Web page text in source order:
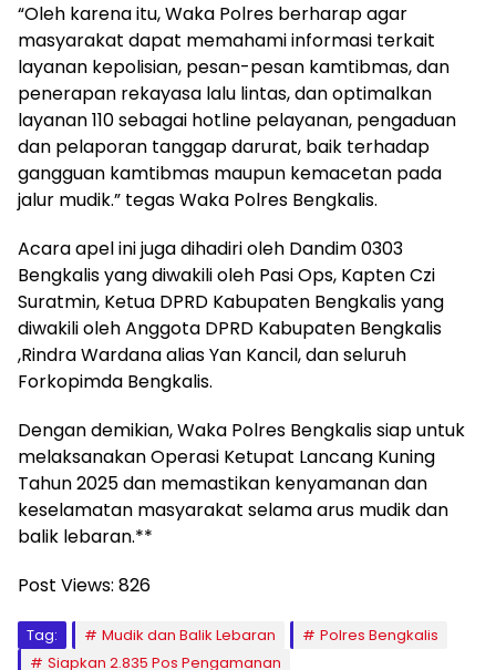
“Oleh karena itu, Waka Polres berharap agar
masyarakat dapat memahami informasi terkait
layanan kepolisian, pesan-pesan kamtibmas, dan
penerapan rekayasa lalu lintas, dan optimalkan
layanan 110 sebagai hotline pelayanan, pengaduan
dan pelaporan tanggap darurat, baik terhadap
gangguan kamtibmas maupun kemacetan pada
jalur mudik.” tegas Waka Polres Bengkalis.
Acara apel ini juga dihadiri oleh Dandim 0303
Bengkalis yang diwakili oleh Pasi Ops, Kapten Czi
Suratmin, Ketua DPRD Kabupaten Bengkalis yang
diwakili oleh Anggota DPRD Kabupaten Bengkalis
,Rindra Wardana alias Yan Kancil, dan seluruh
Forkopimda Bengkalis.
Dengan demikian, Waka Polres Bengkalis siap untuk
melaksanakan Operasi Ketupat Lancang Kuning
Tahun 2025 dan memastikan kenyamanan dan
keselamatan masyarakat selama arus mudik dan
balik lebaran.**
Post Views: 826
Tag: Mudik dan Balik Lebaran
Polres Bengkalis
Siapkan 2.835 Pos Pengamanan